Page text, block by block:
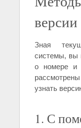
Зная
системы, вы
о номере и
узнать
1. С